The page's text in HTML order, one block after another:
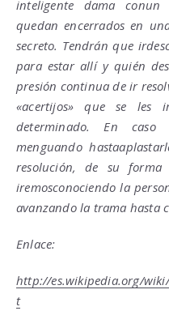
inteligente dama conun
quedan encerrados en
secreto. Tendrán que
para estar allí y quién
presión continua de ir
«acertijos» que se les
determinado. En
menguando
resolución, de su
iremosconociendo la
avanzando la trama hasta
Enlace:
http://es.wikipedia.org/wiki/
t